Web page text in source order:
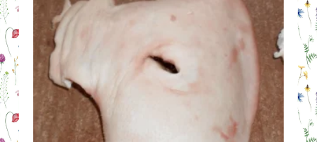
GOEDE
SCHOEN